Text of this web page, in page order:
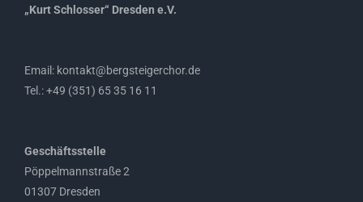
„Kurt Schlosser“ Dresden e.V.
Email: kontakt@bergsteigerchor.de
Tel.: +49 (351) 65 35 16 11
Geschäftsstelle
Pöppelmannstraße 2
01307 Dresden